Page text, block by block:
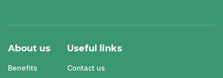
About us
Benefits
Useful links
Contact us